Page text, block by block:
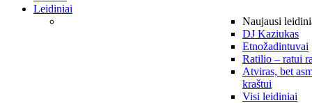
Leidiniai
Naujausi
DJ Kaziukas
Etnožadintuvai
Ratilio – ratui
Atviras, bet
kraštui
Visi leidiniai